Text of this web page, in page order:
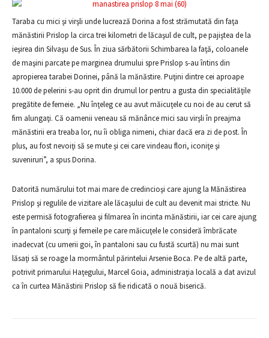
Taraba cu mici şi virşli unde lucrează Dorina a fost strămutată din faţa
mănăstirii Prislop la circa trei kilometri de lăcaşul de cult, pe pajiştea de la
ieşirea din Silvaşu de Sus. În ziua sărbătorii Schimbarea la faţă, coloanele
de maşini parcate pe marginea drumului spre Prislop s-au întins din
apropierea tarabei Dorinei, până la mănăstire. Puţini dintre cei aproape
10.000 de pelerini s-au oprit din drumul lor pentru a gusta din specialităţile
pregătite de femeie. „Nu înţeleg ce au avut măicuţele cu noi de au cerut să
fim alungaţi. Că oamenii veneau să mănânce mici sau virşli în preajma
mănăstirii era treaba lor, nu îi obliga nimeni, chiar dacă era zi de post. În
plus, au fost nevoiţi să se mute şi cei care vindeau flori, iconiţe şi
suveniruri”, a spus Dorina.
Datorită numărului tot mai mare de credincioşi care ajung la Mănăstirea
Prislop şi regulile de vizitare ale lăcaşului de cult au devenit mai stricte. Nu
este permisă fotografierea şi filmarea în incinta mănăstirii, iar cei care ajung
în pantaloni scurţi şi femeile pe care măicuţele le consideră îmbrăcate
inadecvat (cu umerii goi, în pantaloni sau cu fustă scurtă) nu mai sunt
lăsaţi să se roage la mormântul părintelui Arsenie Boca. Pe de altă parte,
potrivit primarului Haţegului, Marcel Goia, administraţia locală a dat avizul
ca în curtea Mănăstirii Prislop să fie ridicată o nouă biserică.